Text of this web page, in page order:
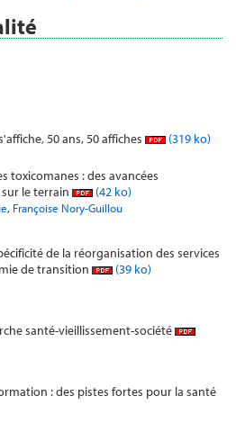
50 ans, 50 affiches
(319 ko)
toxicomanes : des avancées
le terrain
(42 ko)
, Françoise Nory-Guillou
de la réorganisation des services
de transition
(39 ko)
santé-vieillissement-société
: des pistes fortes pour la santé